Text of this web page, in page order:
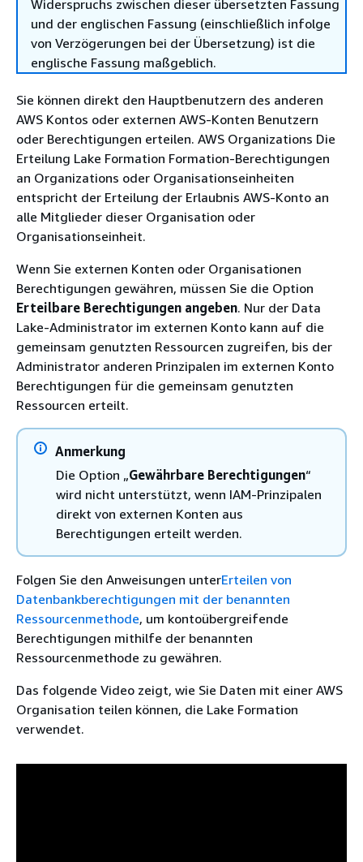
Widerspruchs zwischen dieser übersetzten Fassung
und der englischen Fassung (einschließlich infolge
von Verzögerungen bei der Übersetzung) ist die
englische Fassung maßgeblich.
Sie können direkt den Hauptbenutzern des anderen
AWS Kontos oder externen AWS-Konten Benutzern
oder Berechtigungen erteilen. AWS Organizations Die
Erteilung Lake Formation Formation-Berechtigungen
an Organizations oder Organisationseinheiten
entspricht der Erteilung der Erlaubnis AWS-Konto an
alle Mitglieder dieser Organisation oder
Organisationseinheit.
Wenn Sie externen Konten oder Organisationen
Berechtigungen gewähren, müssen Sie die Option
Erteilbare Berechtigungen angeben. Nur der Data
Lake-Administrator im externen Konto kann auf die
gemeinsam genutzten Ressourcen zugreifen, bis der
Administrator anderen Prinzipalen im externen Konto
Berechtigungen für die gemeinsam genutzten
Ressourcen erteilt.
Anmerkung
Die Option „Gewährbare Berechtigungen“
wird nicht unterstützt, wenn IAM-Prinzipalen
direkt von externen Konten aus
Berechtigungen erteilt werden.
Folgen Sie den Anweisungen unterErteilen von
Datenbankberechtigungen mit der benannten
Ressourcenmethode, um kontoübergreifende
Berechtigungen mithilfe der benannten
Ressourcenmethode zu gewähren.
Das folgende Video zeigt, wie Sie Daten mit einer AWS
Organisation teilen können, die Lake Formation
verwendet.